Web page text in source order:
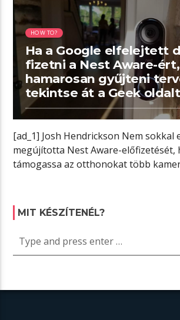
01:42 READ TIME
HOW TO?
Ha a Google elfelejtett
fizetni a Nest Aware-ért,
hamarosan gyűjteni
tekintse át a Geek oldalt
[ad_1] Josh Hendrickson Nem sokkal
megújította Nest Aware-előfizetését,
támogassa az otthonokat több
MIT KÉSZÍTENÉL?